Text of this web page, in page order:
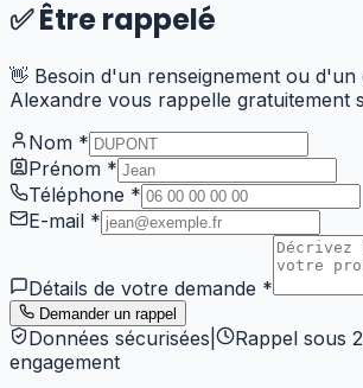
✅Être rappelé
👋 Besoin d'un renseignement ou d'un
Alexandre vous rappelle gratuitement
Nom *
Prénom *
Téléphone *
E-mail *
Détails de votre demande *
Demander un rappel
Données sécurisées Rappel sous
engagement